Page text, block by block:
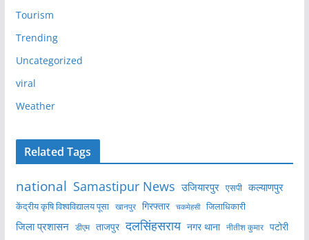
Tourism
Trending
Uncategorized
viral
Weather
Related Tags
national Samastipur News उजियारपुर एसपी कल्याणपुर
केंद्रीय कृषि विश्वविद्यालय पूसा खानपुर गिरफ्तार चकमेहसी जिलाधिकारी
जिला प्रशासन डीएम ताजपुर दलसिंहसराय नगर थाना नीतीश कुमार पटोरी